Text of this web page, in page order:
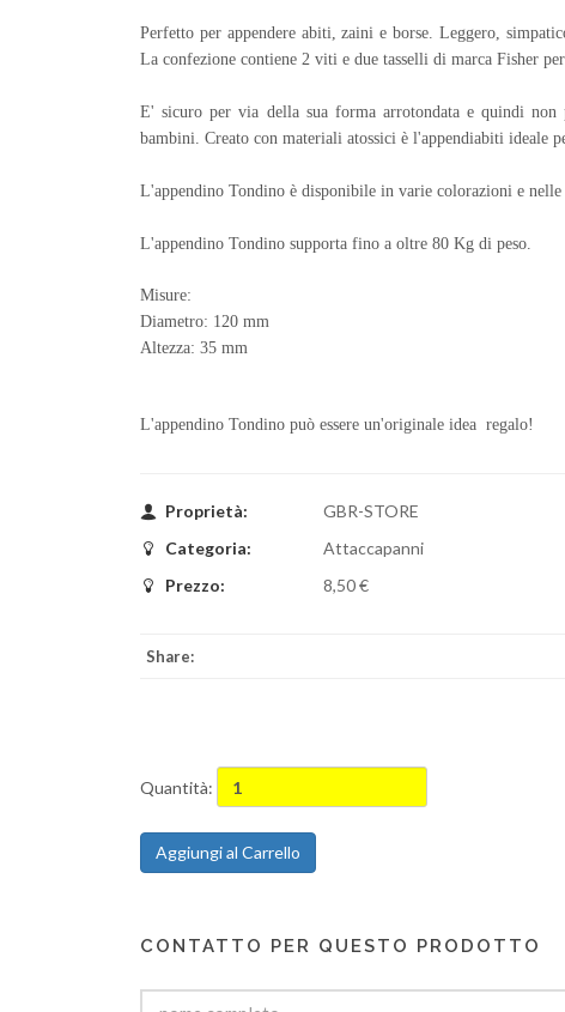
Perfetto per appendere abiti, zaini e borse. Leggero,
La confezione contiene 2 viti e due tasselli di marca Fisher
E' sicuro per via della sua forma arrotondata e quindi non
bambini. Creato con materiali atossici è l'appendiabiti ideale
L'appendino Tondino è disponibile in varie colorazioni e nelle
L'appendino Tondino supporta fino a oltre 80 Kg di peso.
Misure:
Diametro: 120 mm
Altezza: 35 mm
L'appendino Tondino può essere un'originale idea regalo!
Proprietà:
GBR-STORE
Categoria:
Attaccapanni
Prezzo:
8,50 €
Share:
Quantità:
Aggiungi al Carrello
CONTATTO PER QUESTO PRODOTTO